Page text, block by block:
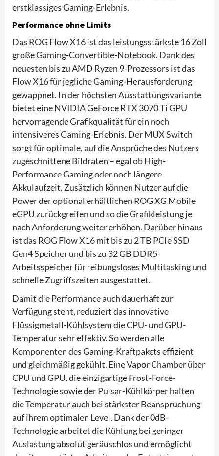
erstklassiges Gaming-Erlebnis.
Performance ohne Limits
Das ROG Flow X16 ist das leistungsstärkste 16 Zoll
große Gaming-Convertible-Notebook. Dank des
neuesten bis zu AMD Ryzen 9-Prozessors ist das
Flow X16 für jegliche Gaming-Herausforderung
gewappnet. In der höchsten Ausstattungsvariante
bietet eine NVIDIA GeForce RTX 3070 Ti GPU
hervorragende Grafikqualität für ein noch
intensiveres Gaming-Erlebnis. Der MUX Switch
sorgt für optimale, auf die Ansprüche des Nutzers
zugeschnittene Bildraten – egal ob High-
Performance Gaming oder noch längere
Akkulaufzeit. Zusätzlich können Nutzer auf die
Power der optional erhältlichen ROG XG Mobile
eGPU zurückgreifen und so die Grafikleistung je
nach Anforderung weiter erhöhen. Darüber hinaus
ist das ROG Flow X16 mit bis zu 2 TB PCIe SSD
Gen4 Speicher und bis zu 32 GB DDR5-
Arbeitsspeicher für reibungsloses Multitasking und
schnelle Zugriffszeiten ausgestattet.
Damit die Performance auch dauerhaft zur
Verfügung steht, reduziert das innovative
Flüssigmetall-Kühlsystem die CPU- und GPU-
Temperatur sehr effektiv. So werden alle
Komponenten des Gaming-Kraftpakets effizient
und gleichmäßig gekühlt. Eine Vapor Chamber über
CPU und GPU, die einzigartige Frost-Force-
Technologie sowie der Pulsar-Kühlkörper halten
die Temperatur auch bei stärkster Beanspruchung
auf ihrem optimalen Level. Dank der 0dB-
Technologie arbeitet die Kühlung bei geringer
Auslastung absolut geräuschlos und ermöglicht